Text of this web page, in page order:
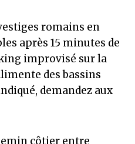
romains en
après 15 minutes de
improvisé sur la
des bassins
demandez aux
côtier entre